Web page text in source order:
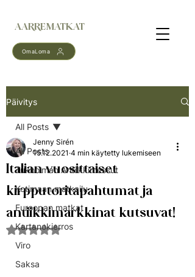
OmaLoma
AARREMATKAT
Päivitys
All Posts
Tukholman Antiikkimessut
Kotimaan matkailu
Euroopan matkat
Kartanokierros
Viro
Saksa
All Posts
Italian vuosittaiset
kirpputoritapahtumat ja
antiikkimarkkinat kutsuvat!
Jenny Sirén
15.12.2021 4 min käytetty lukemiseen
Arvostelun tähtimäärä: epäluku/5